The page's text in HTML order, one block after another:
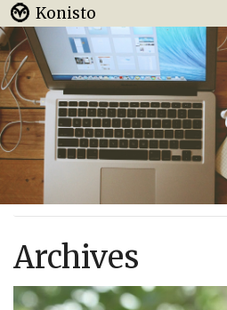
Konisto
Arbeit & Karriere
Internet
Urlaub & Reisen
Archives